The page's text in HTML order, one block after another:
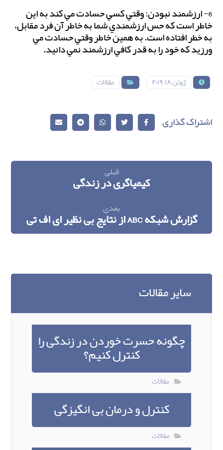
6- ارزشمند نبودن: وقتي كسي حسادت مي كند به اين
خاطر است كه حس ارزشمندي شما به خاطر آن فرد مقابل،
به خطر افتاده است. به همين خاطر وقتي حسادت مي
ورزيد كه خود را به قدر كافي ارزشمند نمي دانيد.
ژوئن ۱۸, ۲۰۱۹ مقالات
قبلی
کیمیاگری در زندگی
بعدی
گزارش شبکه ABC از نتایج بی نظیر ای اف تی
سایر مقالات
چگونه حسرت خوردن در زندگی را
کنترل کنیم؟
مقالات
کنترل و درمان بی انگیزگی
مقالات